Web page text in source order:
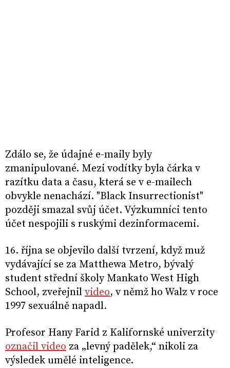
Zdálo se, že údajné e-maily byly
zmanipulované. Mezi vodítky byla čárka v
razítku data a času, která se v e-mailech
obvykle nenachází. "Black Insurrectionist"
později smazal svůj účet. Výzkumníci tento
účet nespojili s ruskými dezinformacemi.
16. října se objevilo další tvrzení, když muž
vydávající se za Matthewa Metro, bývalý
student střední školy Mankato West High
School, zveřejnil video, v němž ho Walz v roce
1997 sexuálně napadl.
Profesor Hany Farid z Kalifornské univerzity
označil video za „levný padělek,“ nikoli za
výsledek umělé inteligence.